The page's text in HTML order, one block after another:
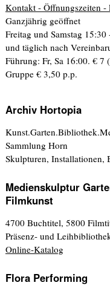
Kontakt - Öffnungszeiten -
Ganzjährig geöffnet
Freitag und Samstag
und täglich nach
Führung: Fr, Sa 16:00. € 7
Gruppe € 3,50 p.p.
Archiv Hortopia
Sammlung Horn
Skulpturen, Installationen,
Medienskulptur
Filmkunst
4700 Buchtitel, 5800
Präsenz- und
Online-Katalog
Flora Performing